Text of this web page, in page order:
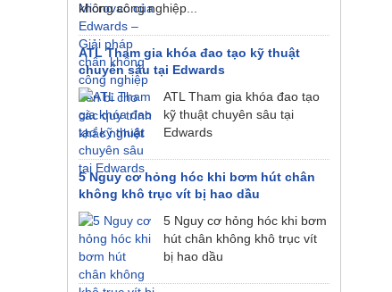
không công nghiệp...
ATL Tham gia khóa đao tạo kỹ thuật
chuyên sâu tại Edwards
ATL Tham gia khóa đao tạo
kỹ thuật chuyên sâu tại
Edwards
5 Nguy cơ hỏng hóc khi bơm hút chân
không khô trục vít bị hao dầu
5 Nguy cơ hỏng hóc khi bơm
hút chân không khô trục vít
bị hao dầu